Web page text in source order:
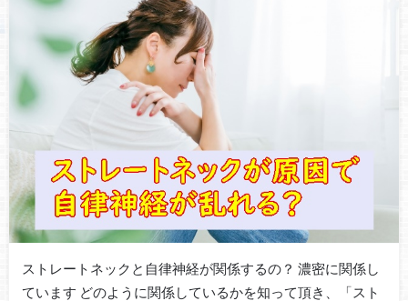
ストレートネックと自律神経が関係するの？ 濃密に関係し
ています どのように関係しているかを知って頂き、「スト